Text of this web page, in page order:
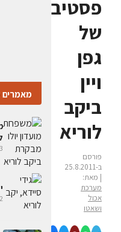
פסטיבל
של
גפן
ויין
ביקב
לוריא
פורסם
ב-25.8.2011
| מאת:
מערכת
אכול
ושאטו
מאמרים
3 ביולי 2010
12